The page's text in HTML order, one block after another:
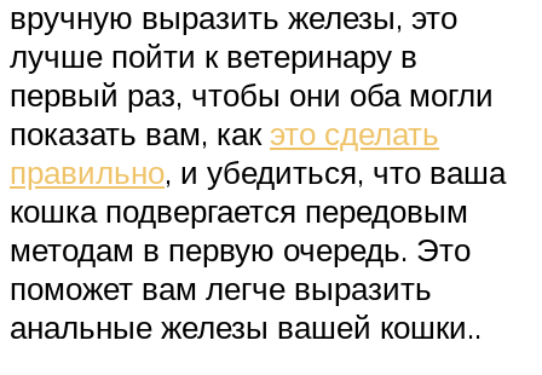
вручную выразить железы, это
лучше пойти к ветеринару в
первый раз, чтобы они оба могли
показать вам, какэто сделать
правильно, и убедиться, что ваша
кошка подвергается передовым
методам в первую очередь. Это
поможет вам легче выразить
анальные железы вашей кошки..